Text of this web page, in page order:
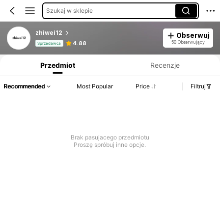
Szukaj w sklepie
zhiwei12
Sprzedawca 4.88
Obserwuj
58 Obserwujący
Przedmiot Recenzje
Recommended Most Popular Price Filtruj
Brak pasujacego przedmiotu
Proszę spróbuj inne opcje.